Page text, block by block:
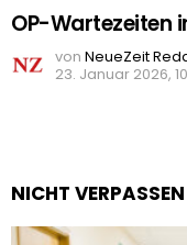
OP-Wartezeiten
von NeueZeit
23. Januar 2026,
NICHT VERPASSEN